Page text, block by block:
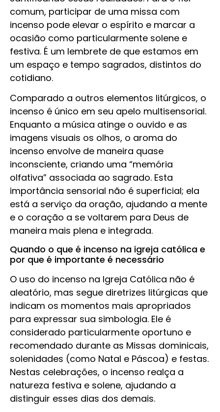
comum, participar de uma missa com
incenso pode elevar o espírito e marcar a
ocasião como particularmente solene e
festiva. É um lembrete de que estamos em
um espaço e tempo sagrados, distintos do
cotidiano.
Comparado a outros elementos litúrgicos, o
incenso é único em seu apelo multisensorial.
Enquanto a música atinge o ouvido e as
imagens visuais os olhos, o aroma do
incenso envolve de maneira quase
inconsciente, criando uma “memória
olfativa” associada ao sagrado. Esta
importância sensorial não é superficial; ela
está a serviço da oração, ajudando a mente
e o coração a se voltarem para Deus de
maneira mais plena e integrada.
Quando o que é incenso na igreja católica e
por que é importante é necessário
O uso do incenso na Igreja Católica não é
aleatório, mas segue diretrizes litúrgicas que
indicam os momentos mais apropriados
para expressar sua simbologia. Ele é
considerado particularmente oportuno e
recomendado durante as Missas dominicais,
solenidades (como Natal e Páscoa) e festas.
Nestas celebrações, o incenso realça a
natureza festiva e solene, ajudando a
distinguir esses dias dos demais.